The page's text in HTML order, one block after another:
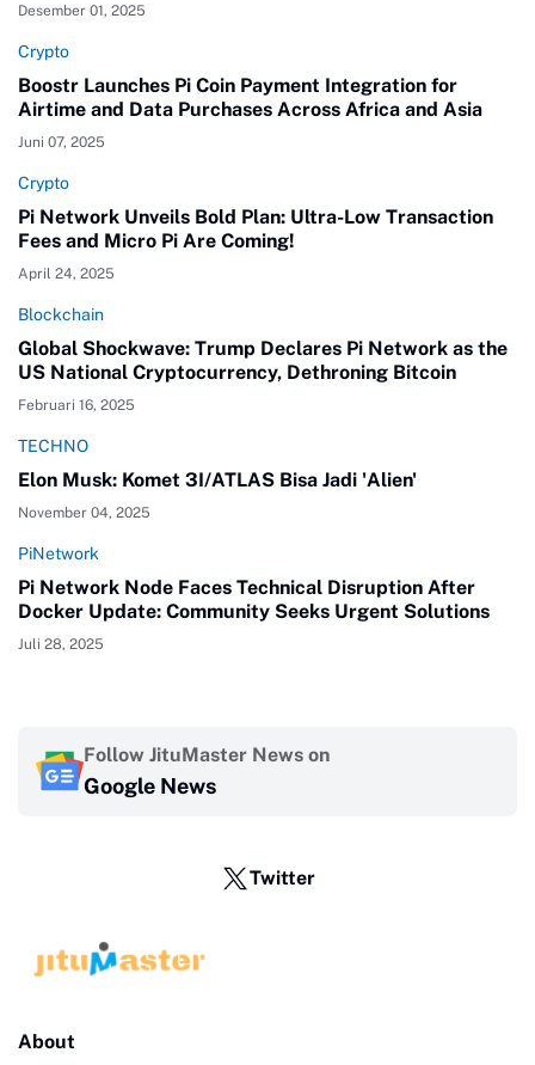
Desember 01, 2025
Crypto
Boostr Launches Pi Coin Payment Integration for
Airtime and Data Purchases Across Africa and Asia
Juni 07, 2025
Crypto
Pi Network Unveils Bold Plan: Ultra-Low Transaction
Fees and Micro Pi Are Coming!
April 24, 2025
Blockchain
Global Shockwave: Trump Declares Pi Network as the
US National Cryptocurrency, Dethroning Bitcoin
Februari 16, 2025
TECHNO
Elon Musk: Komet 3I/ATLAS Bisa Jadi 'Alien'
November 04, 2025
PiNetwork
Pi Network Node Faces Technical Disruption After
Docker Update: Community Seeks Urgent Solutions
Juli 28, 2025
Follow JituMaster News on
Google News
Twitter
About